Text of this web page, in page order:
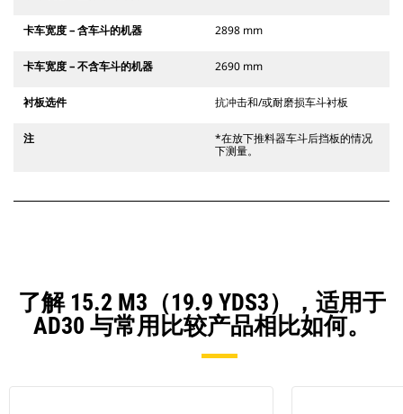
卡车宽度 – 含车斗的机器 2898 mm
卡车宽度 – 不含车斗的机器 2690 mm
衬板选件 抗冲击和/或耐磨损车斗衬板
注
*在放下推料器车斗后挡板的情况
下测量。
了解 15.2 M3（19.9 YDS3），适用于
AD30 与常用比较产品相比如何。